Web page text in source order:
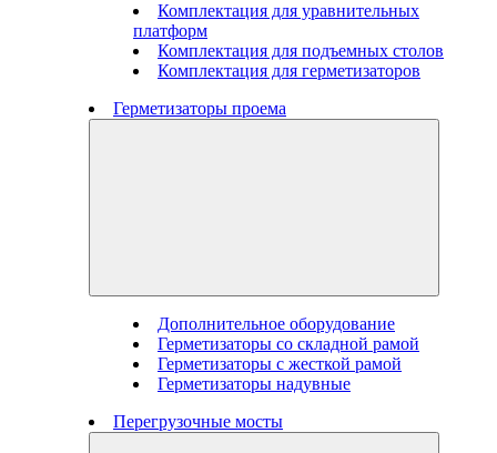
Комплектация для уравнительных
платформ
Комплектация для подъемных столов
Комплектация для герметизаторов
Герметизаторы проема
Дополнительное оборудование
Герметизаторы со складной рамой
Герметизаторы с жесткой рамой
Герметизаторы надувные
Перегрузочные мосты